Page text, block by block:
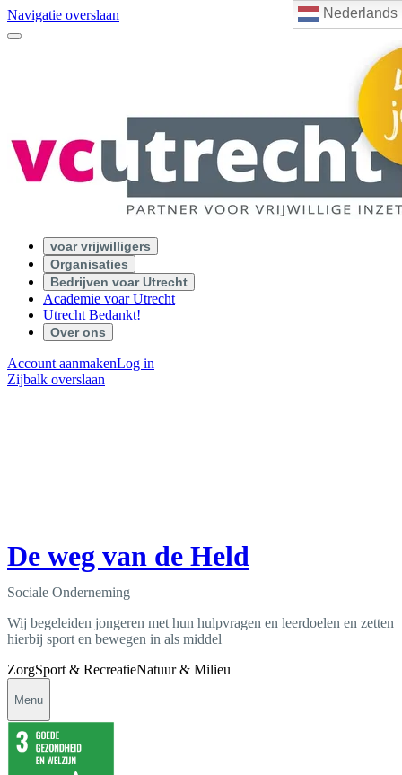
Nederlands
Navigatie overslaan
voar vrijwilligers
Organisaties
Bedrijven voar Utrecht
Academie voar Utrecht
Utrecht Bedankt!
Over ons
Account aanmakenLog in
Zijbalk overslaan
De weg van de Held
Sociale Onderneming
Wij begeleiden jongeren met hun hulpvragen en leerdoelen en zetten
hierbij sport en bewegen in als middel
ZorgSport & RecreatieNatuur & Milieu
Menu